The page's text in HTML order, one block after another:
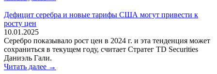
Дефицит серебра и новые тарифы США могут привести к
росту цен
10.01.2025
Серебро показывало рост цен в 2024 г. и эта тенденция может
сохраниться в текущем году, считает Стратег TD Securities
Даниэль Гали.
Читать далее →